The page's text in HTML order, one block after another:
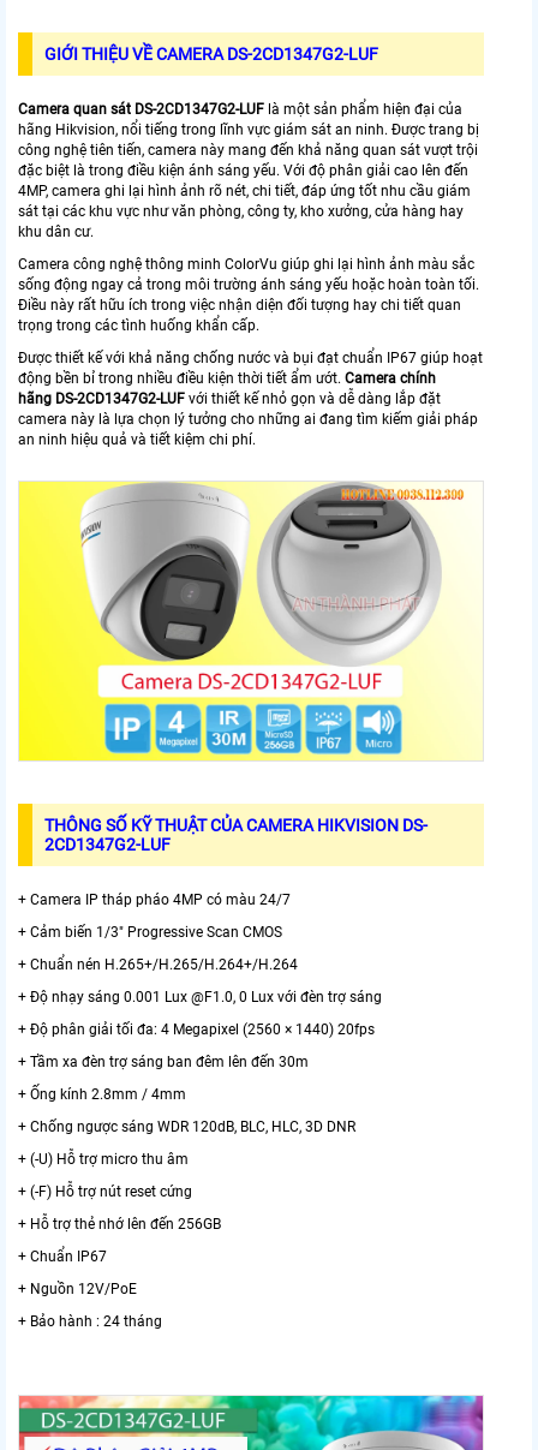
GIỚI THIỆU VỀ CAMERA DS-2CD1347G2-LUF
Camera quan sát DS-2CD1347G2-LUF là một sản phẩm hiện đại của
hãng Hikvision, nổi tiếng trong lĩnh vực giám sát an ninh. Được trang bị
công nghệ tiên tiến, camera này mang đến khả năng quan sát vượt trội
đặc biệt là trong điều kiện ánh sáng yếu. Với độ phân giải cao lên đến
4MP, camera ghi lại hình ảnh rõ nét, chi tiết, đáp ứng tốt nhu cầu giám
sát tại các khu vực như văn phòng, công ty, kho xưởng, cửa hàng hay
khu dân cư.
Camera công nghệ thông minh ColorVu giúp ghi lại hình ảnh màu sắc
sống động ngay cả trong môi trường ánh sáng yếu hoặc hoàn toàn tối.
Điều này rất hữu ích trong việc nhận diện đối tượng hay chi tiết quan
trọng trong các tình huống khẩn cấp.
Được thiết kế với khả năng chống nước và bụi đạt chuẩn IP67 giúp hoạt
động bền bỉ trong nhiều điều kiện thời tiết ẩm ướt. Camera chính
hãng DS-2CD1347G2-LUF với thiết kế nhỏ gọn và dễ dàng lắp đặt
camera này là lựa chọn lý tưởng cho những ai đang tìm kiếm giải pháp
an ninh hiệu quả và tiết kiệm chi phí.
THÔNG SỐ KỸ THUẬT CỦA CAMERA HIKVISION DS-
2CD1347G2-LUF
+ Camera IP tháp pháo 4MP có màu 24/7
+ Cảm biến 1/3" Progressive Scan CMOS
+ Chuẩn nén H.265+/H.265/H.264+/H.264
+ Độ nhạy sáng 0.001 Lux @F1.0, 0 Lux với đèn trợ sáng
+ Độ phân giải tối đa: 4 Megapixel (2560 × 1440) 20fps
+ Tầm xa đèn trợ sáng ban đêm lên đến 30m
+ Ống kính 2.8mm / 4mm
+ Chống ngược sáng WDR 120dB, BLC, HLC, 3D DNR
+ (-U) Hỗ trợ micro thu âm
+ (-F) Hỗ trợ nút reset cứng
+ Hỗ trợ thẻ nhớ lên đến 256GB
+ Chuẩn IP67
+ Nguồn 12V/PoE
+ Bảo hành : 24 tháng